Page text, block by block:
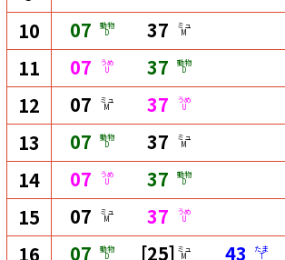
10 07 動物
D 37 ミュ
M
11 07 うめ
U 37 動物
D
12 07 ミュ
M 37 うめ
U
13 07 動物
D 37 ミュ
M
14 07 うめ
U 37 動物
D
15 07 ミュ
M 37 うめ
U
16 07 動物
D [25] ミュ
M 43 たま
T